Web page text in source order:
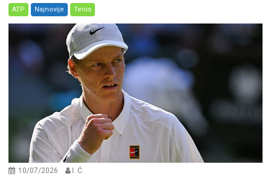
ATP Najnovije Tenis
10/07/2026 I. Ć.